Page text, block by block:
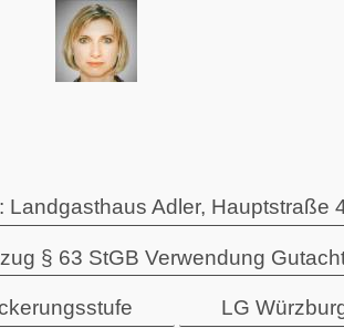
Adler, Hauptstraße
§ 63 StGB Verwendung
LG